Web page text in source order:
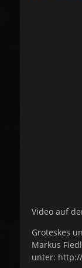
Video auf
Groteskes
Markus
unter: